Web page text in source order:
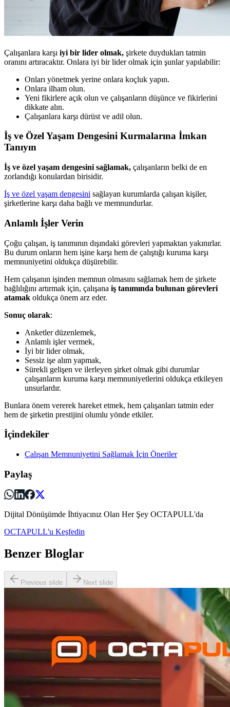
Çalışanlara karşı iyi bir lider olmak, şirkete duydukları tatmin
oranını artıracaktır. Onlara iyi bir lider olmak için şunlar yapılabilir:
Onları yönetmek yerine onlara koçluk yapın.
Onlara ilham olun.
Yeni fikirlere açık olun ve çalışanların düşünce ve fikirlerini
dikkate alın.
Çalışanlara karşı dürüst ve adil olun.
İş ve Özel Yaşam Dengesini Kurmalarına İmkan
Tanıyın
İş ve özel yaşam dengesini sağlamak, çalışanların belki de en
zorlandığı konulardan birisidir.
İş ve özel yaşam dengesini sağlayan kurumlarda çalışan kişiler,
şirketlerine karşı daha bağlı ve memnundurlar.
Anlamlı İşler Verin
Çoğu çalışan, iş tanımının dışındaki görevleri yapmaktan yakınırlar.
Bu durum onların hem işine karşı hem de çalıştığı kuruma karşı
memnuniyetini oldukça düşürebilir.
Hem çalışanın işinden memnun olmasını sağlamak hem de şirkete
bağlılığını artırmak için, çalışana iş tanımında bulunan görevleri
atamak oldukça önem arz eder.
Sonuç olarak:
Anketler düzenlemek,
Anlamlı işler vermek,
İyi bir lider olmak,
Sessiz işe alım yapmak,
Sürekli gelişen ve ilerleyen şirket olmak gibi durumlar
çalışanların kuruma karşı memnuniyetlerini oldukça etkileyen
unsurlardır.
Bunlara önem vererek hareket etmek, hem çalışanları tatmin eder
hem de şirketin prestijini olumlu yönde etkiler.
İçindekiler
Çalışan Memnuniyetini Sağlamak İçin Öneriler
Paylaş
Dijital Dönüşümde İhtiyacınız Olan Her Şey OCTAPULL'da
OCTAPULL'u Keşfedin
Benzer Bloglar
Previous slide Next slide